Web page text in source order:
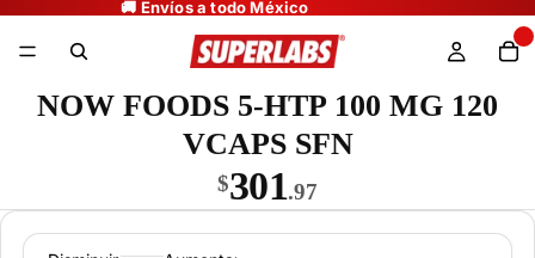
NOW FOODS 5-HTP 100 MG 120
VCAPS SFN
$301.97